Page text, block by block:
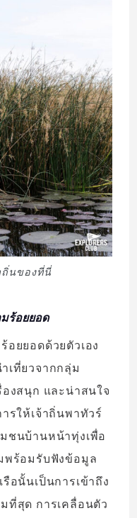
ถิ่นของที่นี่
ร้อยยอด
อยยอดด้วยตัวเอง
เที่ยวจากกลุ่ม
งสนุก และน่าสนใจ
รให้เจ้าถิ่นพาทัวร์
ชนบ้านหน้าทุ่งเพื่อ
พร้อมรับฟังข้อมูล
อนั้นเป็นการเข้าถึง
ที่สุด การเคลื่อนตัว